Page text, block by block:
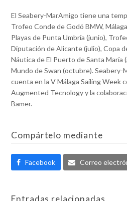
El Seabery-MarAmigo tiene una
Trofeo Conde de Godó BMW,
Playas de Punta Umbría (junio),
Diputación de Alicante (julio), Copa
Náutica de El Puerto de Santa María
Mundo de Swan (octubre). Seabery-
cuenta en la V Málaga Sailing Week
Augmented Tecnology y la
Bamer.
Compártelo mediante
Facebook Correo
Entradas relacionadas